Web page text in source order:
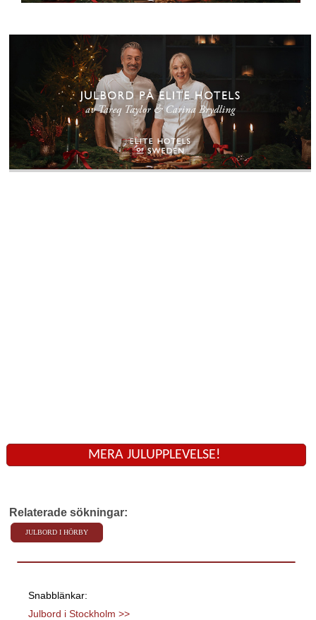
MERA JULUPPLEVELSE!
Relaterade sökningar:
JULBORD I HÖRBY
Snabblänkar:
Julbord i Stockholm >>